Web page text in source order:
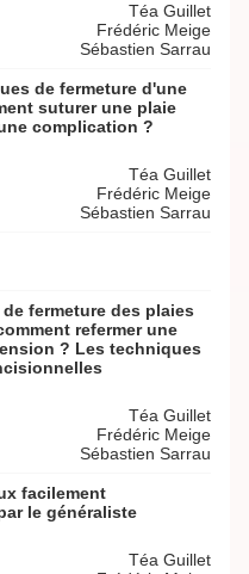
Téa Guillet
Frédéric Meige
Sébastien Sarrau
de fermeture d'une
suturer une plaie
complication ?
Téa Guillet
Frédéric Meige
Sébastien Sarrau
fermeture des plaies
refermer une
? Les techniques
Téa Guillet
Frédéric Meige
Sébastien Sarrau
facilement
le généraliste
Téa Guillet